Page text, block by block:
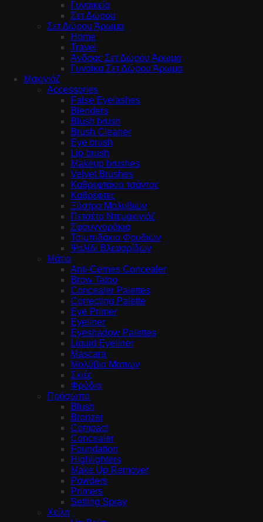
Γυναικεία
Σετ Δώρου
Σετ Δώρου Άρωμα
Home
Travel
Άνδρας Σετ Δώρου Άρωμα
Γυναίκα Σετ Δώρου Άρωμα
Μακιγιάζ
Accessories
False Eyelashes
Blenders
Blush brush
Brush Cleaner
Eye brush
Lip brush
Makeup brushes
Velvet Brushes
Καθρεφτάκια τσάντας
Καθρέφτες
Ξύστρα Μολυβιών
Πετσέτα Ντεμακιγιάζ
Σφουγγαράκια
Τσιμπιδάκια Φρυδιών
Ψαλίδι Βλεφαρίδων
Μάτια
Anti-Cernes Concealer
Brow Tatoo
Concealer Palettes
Correcting Palette
Eye Primer
Eyeliner
Eyeshadow Palettes
Liquid Eyeliner
Mascara
Μολύβια Ματιών
Σκιές
Φρύδια
Πρόσωπο
Blush
Bronzer
Compact
Concealer
Foundation
Highlighters
Make Up Remover
Powders
Primers
Setting Spray
Χείλη